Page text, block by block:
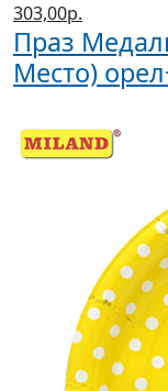
303,00р.
Праз
Место)